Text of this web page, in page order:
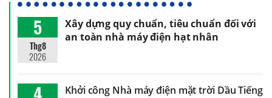
5
Thg8
2026
Xây dựng quy chuẩn, tiêu chuẩn đối với
an toàn nhà máy điện hạt nhân
Khởi công Nhà máy điện mặt trời Dầu Tiếng